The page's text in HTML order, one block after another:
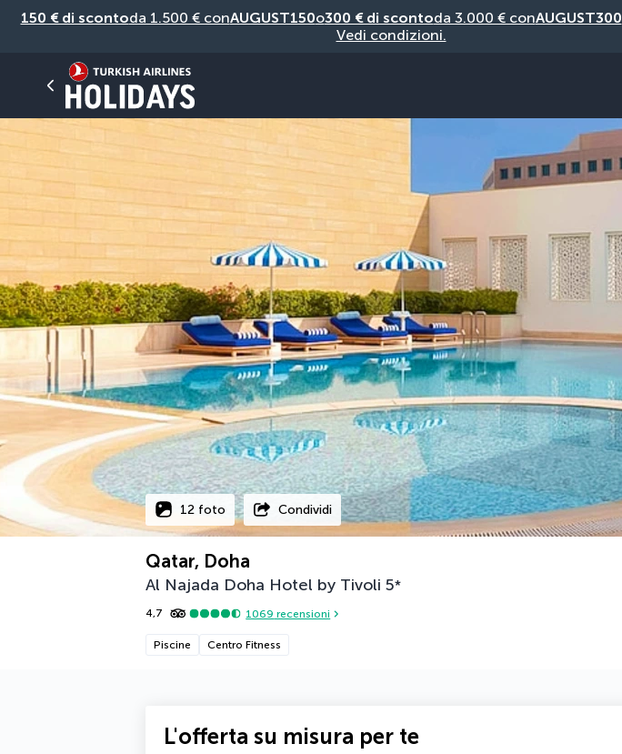
150 € di scontoda 1.500 € conAUGUST150o300 € di scontoda 3.000 € conAUGUST300
Vedi condizioni.
12 foto Condividi
Qatar, Doha
Al Najada Doha Hotel by Tivoli 5*
4,7 1069 recensioni
Piscine Centro Fitness
L'offerta su misura per te